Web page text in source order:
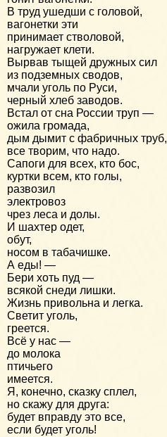
В труд ушедши с головой,
вагонетки эти
принимает стволовой,
нагружает клети.
Вырвав тыщей дружных сил
из подземных сводов,
мчали уголь по Руси,
черный хлеб заводов.
Встал от сна России труп —
ожила громада,
дым дымит с фабричных труб,
все творим, что надо.
Сапоги для всех, кто бос,
куртки всем, кто голы,
развозил
электровоз
чрез леса и долы.
И шахтер одет,
обут,
носом в табачишке.
А еды! —
Бери хоть пуд —
всякой снеди лишки.
Жизнь привольна и легка.
Светит уголь,
греется.
Всё у нас —
до молока
птичьего
имеется.
Я, конечно, сказку сплел,
но скажу для друга:
будет вправду это все,
если будет уголь!